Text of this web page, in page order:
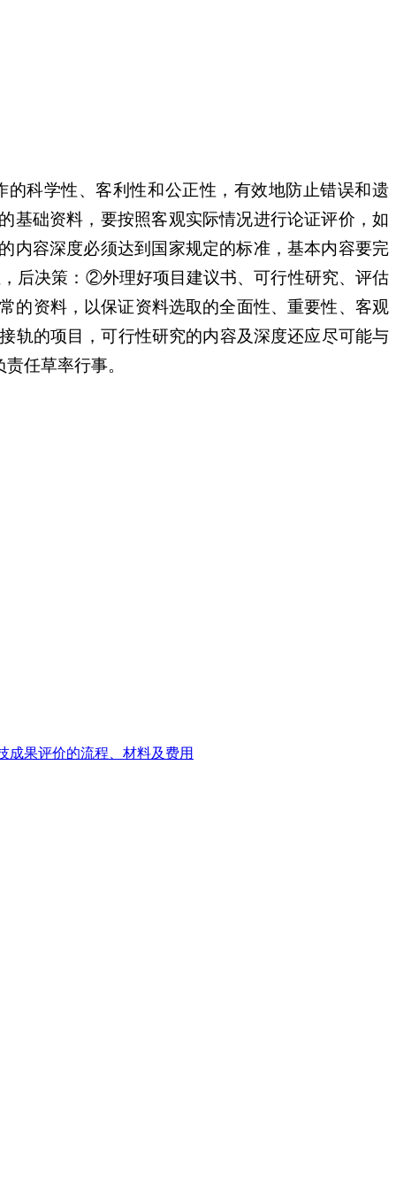
科学性、客利性和公正性，有效地防止错误和遗
基础资料，要按照客观实际情况进行论证评价，如
内容深度必须达到国家规定的标准，基本内容要完
后决策：②外理好项目建议书、可行性研究、评估
的资料，以保证资料选取的全面性、重要性、客观
轨的项目，可行性研究的内容及深度还应尽可能与
任草率行事。
成果评价的流程、材料及费用